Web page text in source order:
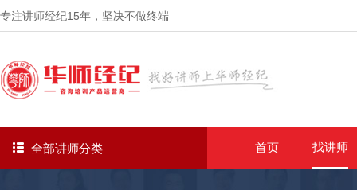
专注讲师经纪15年 ，坚决不做终端
全部讲师分类 首页 找讲师